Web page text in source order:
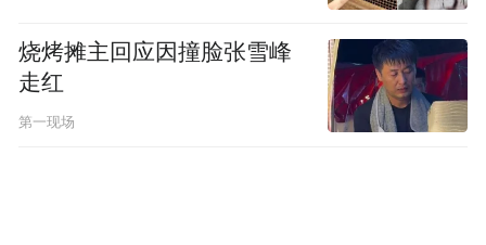
烧烤摊主回应因撞脸张雪峰
走红
第一现场